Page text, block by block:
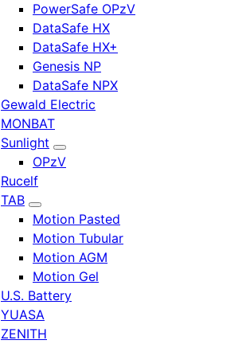
PowerSafe OPzV
DataSafe HX
DataSafe HX+
Genesis NP
DataSafe NPX
Gewald Electric
MONBAT
Sunlight
OPzV
Rucelf
TAB
Motion Pasted
Motion Tubular
Motion AGM
Motion Gel
U.S. Battery
YUASA
ZENITH